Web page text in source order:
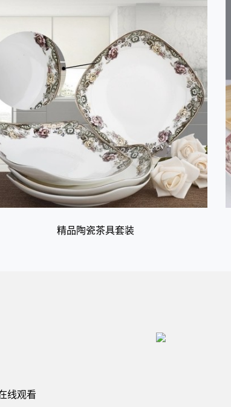
精品陶瓷茶具套装
线观看